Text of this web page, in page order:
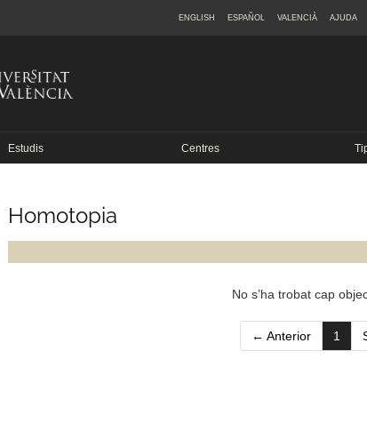
ENGLISH ESPAÑOL VALENCIÀ AJUDA
Estudis Centres
Homotopia
No s’ha trobat cap
← Anterior 1